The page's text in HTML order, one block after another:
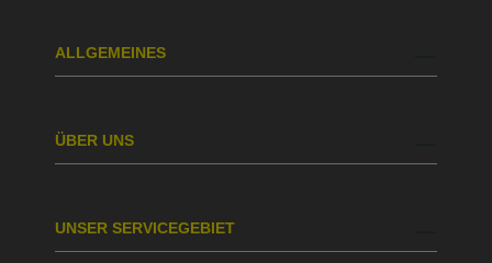
ALLGEMEINES
ÜBER UNS
UNSER SERVICEGEBIET